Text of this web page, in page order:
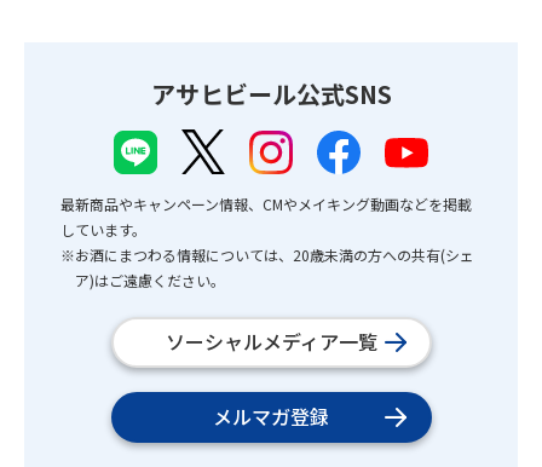
アサヒビール公式SNS
最新商品やキャンペーン情報、CMやメイキング動画などを掲載
しています。
※お酒にまつわる情報については、20歳未満の方への共有(シェ
ア)はご遠慮ください。
ソーシャルメディア一覧
メルマガ登録